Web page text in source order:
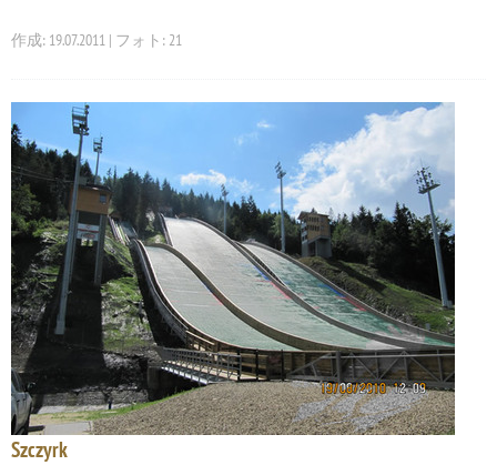
作成: 19.07.2011 | フォト: 21
Szczyrk